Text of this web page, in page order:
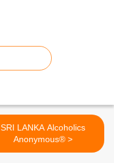
SRI LANKA Alcoholics
Anonymous® >